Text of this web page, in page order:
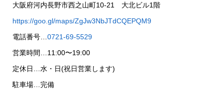
大阪府河内長野市西之山町10-21 大北ビル1階
https://goo.gl/maps/ZgJw3NbJTdCQEPQM9
電話番号… 0721-69-5529
営業時間…11:00〜19:00
定休日…水・日(祝日営業します)
駐車場…完備